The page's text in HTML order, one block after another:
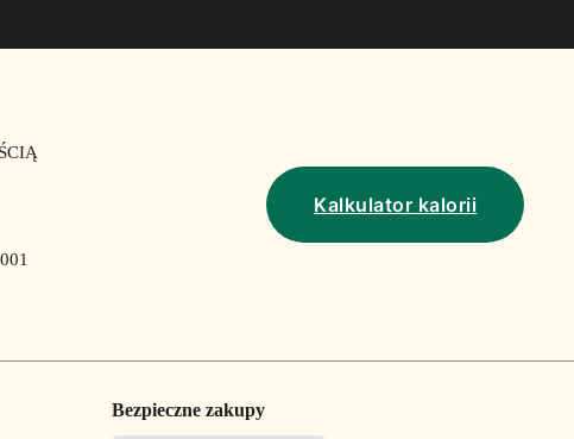
Kalkulator kalorii
Bezpieczne zakupy